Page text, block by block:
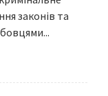
законів та